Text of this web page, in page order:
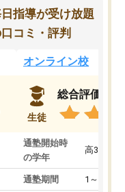
指導が受け放題
コミ・評判
オンライン校
生徒
総合評価
通塾開始時
の学年
高3
通塾期間 1～3ヵ月